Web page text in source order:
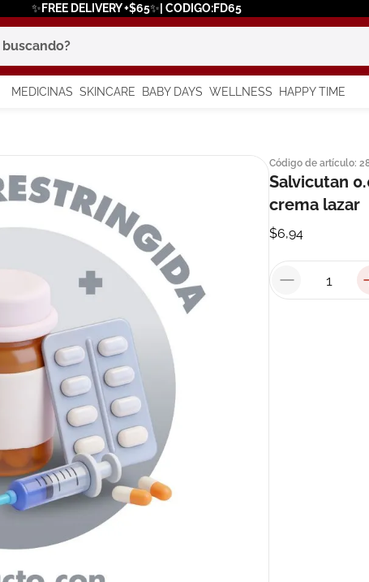
✨FREE DELIVERY +$65✨| CODIGO:FD65
MEDICINAS SKINCARE BABY DAYS WELLNESS HAPPY TIME
Código de artículo:
Salvicutan
crema lazar
$6,94
más buscados